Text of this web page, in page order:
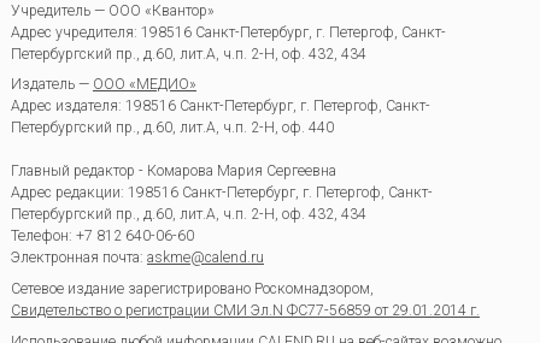
Учредитель — ООО «Квантор»
Адрес учредителя: 198516 Санкт-Петербург, г. Петергоф, Санкт-
Петербургский пр., д.60, лит.А, ч.п. 2-Н, оф. 432, 434
Издатель — ООО «МЕДИО»
Адрес издателя: 198516 Санкт-Петербург, г. Петергоф, Санкт-
Петербургский пр., д.60, лит.А, ч.п. 2-Н, оф. 440
Главный редактор - Комарова Мария Сергеевна
Адрес редакции: 198516 Санкт-Петербург, г. Петергоф, Санкт-
Петербургский пр., д.60, лит.А, ч.п. 2-Н, оф. 432, 434
Телефон: +7 812 640-06-60
Электронная почта: askme@calend.ru
Сетевое издание зарегистрировано Роскомнадзором,
Свидетельство о регистрации СМИ Эл.N ФС77-56859 от 29.01.2014 г.